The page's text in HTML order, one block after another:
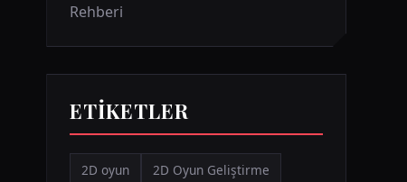
Rehberi
ETIKETLER
2D oyun 2D Oyun Geliştirme